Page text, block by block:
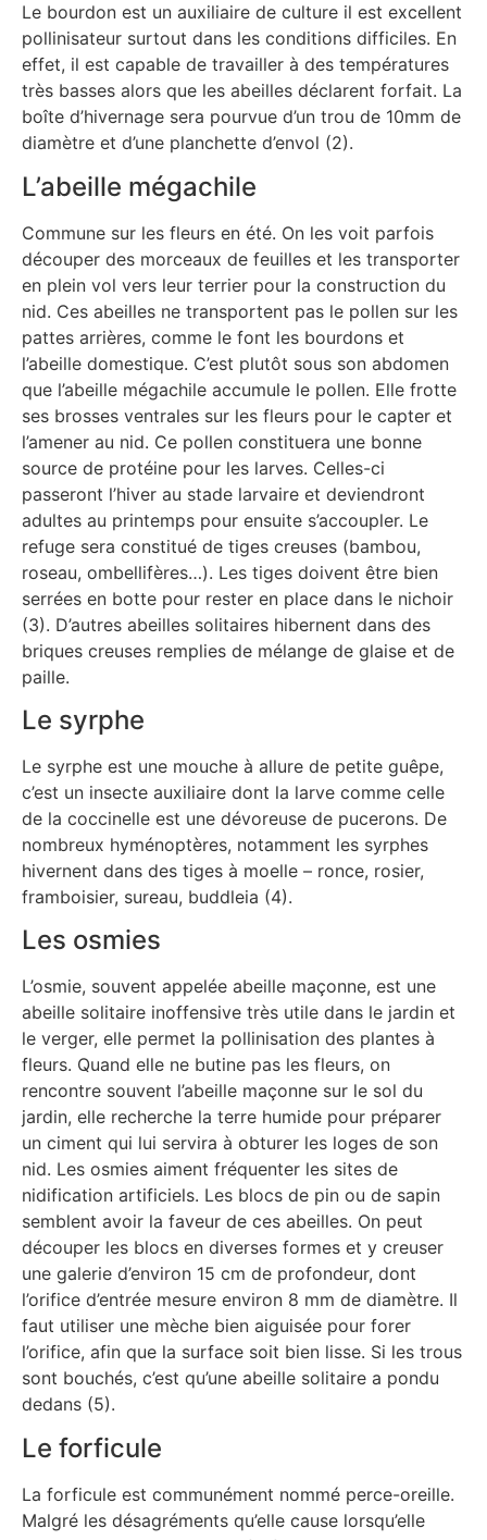
Le bourdon est un auxiliaire de culture il est excellent
pollinisateur surtout dans les conditions difficiles. En
effet, il est capable de travailler à des températures
très basses alors que les abeilles déclarent forfait. La
boîte d’hivernage sera pourvue d’un trou de 10mm de
diamètre et d’une planchette d’envol (2).
L’abeille mégachile
Commune sur les fleurs en été. On les voit parfois
découper des morceaux de feuilles et les transporter
en plein vol vers leur terrier pour la construction du
nid. Ces abeilles ne transportent pas le pollen sur les
pattes arrières, comme le font les bourdons et
l’abeille domestique. C’est plutôt sous son abdomen
que l’abeille mégachile accumule le pollen. Elle frotte
ses brosses ventrales sur les fleurs pour le capter et
l’amener au nid. Ce pollen constituera une bonne
source de protéine pour les larves. Celles-ci
passeront l’hiver au stade larvaire et deviendront
adultes au printemps pour ensuite s’accoupler. Le
refuge sera constitué de tiges creuses (bambou,
roseau, ombellifères…). Les tiges doivent être bien
serrées en botte pour rester en place dans le nichoir
(3). D’autres abeilles solitaires hibernent dans des
briques creuses remplies de mélange de glaise et de
paille.
Le syrphe
Le syrphe est une mouche à allure de petite guêpe,
c’est un insecte auxiliaire dont la larve comme celle
de la coccinelle est une dévoreuse de pucerons. De
nombreux hyménoptères, notamment les syrphes
hivernent dans des tiges à moelle – ronce, rosier,
framboisier, sureau, buddleia (4).
Les osmies
L’osmie, souvent appelée abeille maçonne, est une
abeille solitaire inoffensive très utile dans le jardin et
le verger, elle permet la pollinisation des plantes à
fleurs. Quand elle ne butine pas les fleurs, on
rencontre souvent l’abeille maçonne sur le sol du
jardin, elle recherche la terre humide pour préparer
un ciment qui lui servira à obturer les loges de son
nid. Les osmies aiment fréquenter les sites de
nidification artificiels. Les blocs de pin ou de sapin
semblent avoir la faveur de ces abeilles. On peut
découper les blocs en diverses formes et y creuser
une galerie d’environ 15 cm de profondeur, dont
l’orifice d’entrée mesure environ 8 mm de diamètre. Il
faut utiliser une mèche bien aiguisée pour forer
l’orifice, afin que la surface soit bien lisse. Si les trous
sont bouchés, c’est qu’une abeille solitaire a pondu
dedans (5).
Le forficule
La forficule est communément nommé perce-oreille.
Malgré les désagréments qu’elle cause lorsqu’elle